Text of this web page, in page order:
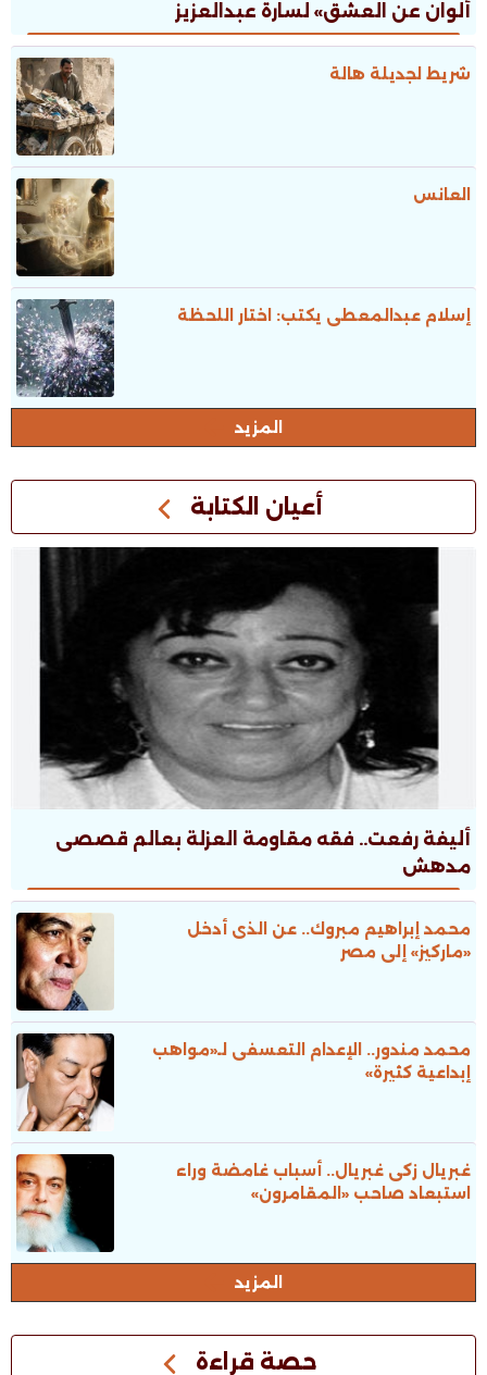
ألوان عن العشق» لسارة عبدالعزيز
شريط لجديلة هالة
العانس
إسلام عبدالمعطى يكتب: اختار اللحظة
المزيد
أعيان الكتابة
أليفة رفعت.. فقه مقاومة العزلة بعالم قصصى
مدهش
محمد إبراهيم مبروك.. عن الذى أدخل
«ماركيز» إلى مصر
محمد مندور.. الإعدام التعسفى لـ«مواهب
إبداعية كثيرة»
غبريال زكى غبريال.. أسباب غامضة وراء
استبعاد صاحب «المقامرون»
المزيد
حصة قراءة